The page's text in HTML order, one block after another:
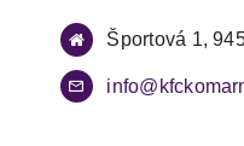
Športová 1,